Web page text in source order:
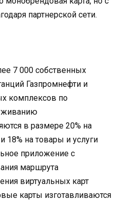
партнерской сети.
7 000 собственных
Газпромнефти и
комплексов по
в размере 20% на
18% на товары и услуги
приложение с
маршрута
виртуальных карт
карты изготавливаются